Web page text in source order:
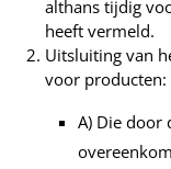
althans tijdig
heeft vermeld.
Uitsluiting van
voor producten:
A) Die door